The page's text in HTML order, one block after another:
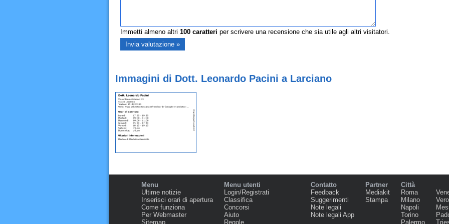
Immetti almeno altri 100caratteri per scrivere una recensione che sia utile agli altri visitatori.
Immagini di Dott. Leonardo Pacini a Larciano
Menu
Ultime notizie
Inserisci orari di apertura
Come funziona
Per Webmaster
Sitemap
Menu utenti
Login/Registrati
Classifica
Concorsi
Aiuto
Regole
Contatto
Feedback
Suggerimenti
Note legali
Note legali App
Partner
Mediakit
Stampa
Città
Roma
Milano
Napoli
Torino
Palermo